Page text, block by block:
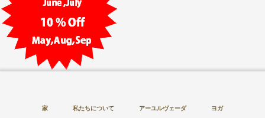
家 私たちについて アーユルヴェーダ ヨガ